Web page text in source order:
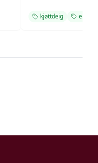
kjøttdeig enkel